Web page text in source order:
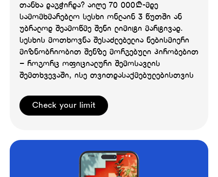
თანხა დაგჭირდა? აიღე 70 000₾-მდე
სამომხმარებლო სესხი ონლაინ 3 წუთში ან
უბრალოდ შეამოწმე შენი ლიმიტი მარტივად.
სესხის მოთხოვნა შესაძლებელია ნებისმიერი
მიზნობრიობით შენზე მორგებული პირობებით
– როგორც ოფიციალური შემოსავლის
შემთხვევაში, ისე თვითდასაქმებულებისთვის
Check your limit